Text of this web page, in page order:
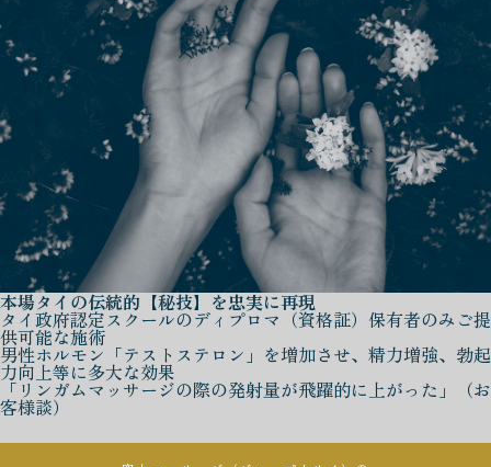
本場タイの伝統的【秘技】を忠実に再現
タイ政府認定スクールのディプロマ（資格証）保有者のみご提
供可能な施術
男性ホルモン「テストステロン」を増加させ、精力増強、勃起
力向上等に多大な効果
「リンガムマッサージの際の発射量が飛躍的に上がった」（お
客様談）